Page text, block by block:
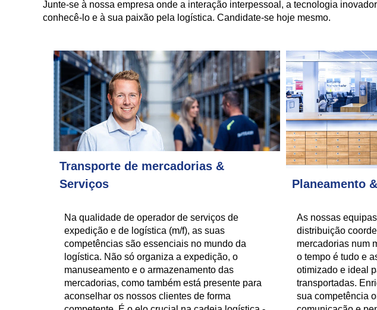
Junte-se à nossa empresa onde a interação interpessoal, a tecnologia
conhecê-lo e à sua paixão pela logística. Candidate-se hoje mesmo.
Transporte de mercadorias &
Serviços
Na qualidade de operador de serviços de
expedição e de logística (m/f), as suas
competências são essenciais no mundo da
logística. Não só organiza a expedição, o
manuseamento e o armazenamento das
mercadorias, como também está presente para
aconselhar os nossos clientes de forma
Planeamento
As nossas
distribuição
mercadorias num
o tempo é tudo e
otimizado e ideal
transportadas.
sua competência